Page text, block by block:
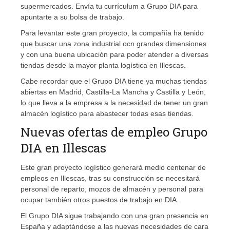
supermercados. Envía tu currículum a Grupo DIA para
apuntarte a su bolsa de trabajo.
Para levantar este gran proyecto, la compañía ha tenido
que buscar una zona industrial ocn grandes dimensiones
y con una buena ubicación para poder atender a diversas
tiendas desde la mayor planta logística en Illescas.
Cabe recordar que el Grupo DIA tiene ya muchas tiendas
abiertas en Madrid, Castilla-La Mancha y Castilla y León,
lo que lleva a la empresa a la necesidad de tener un gran
almacén logístico para abastecer todas esas tiendas.
Nuevas ofertas de empleo Grupo
DIA en Illescas
Este gran proyecto logístico generará medio centenar de
empleos en Illescas, tras su construcción se necesitará
personal de reparto, mozos de almacén y personal para
ocupar también otros puestos de trabajo en DIA.
El Grupo DIA sigue trabajando con una gran presencia en
España y adaptándose a las nuevas necesidades de cara